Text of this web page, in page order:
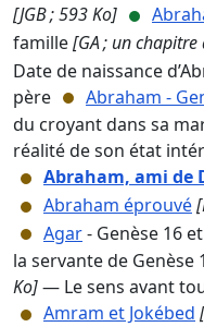
[JGB ; 593 Ko]
famille[GA ; un
Date de naissance
père
Abraham -
du croyant dans sa
réalité de son état
Abraham, ami de
Abraham éprouvé
Agar- Genèse 16
la servante de Genèse
Ko]— Le sens avant
Amram et Jokébed